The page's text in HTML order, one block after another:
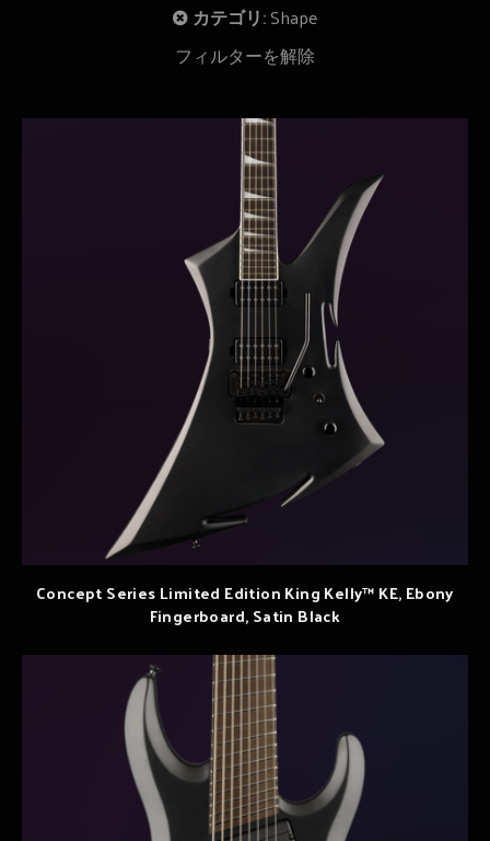
カテゴリ:Shape
フィルターを解除
Concept Series Limited Edition King Kelly™ KE, Ebony
Fingerboard, Satin Black